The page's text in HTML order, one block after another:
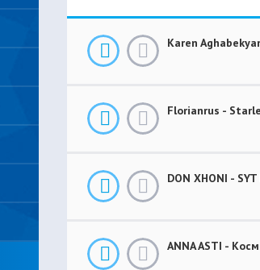
Karen
Florianrus -
DON XHONI - SYT
ANNA ASTI -